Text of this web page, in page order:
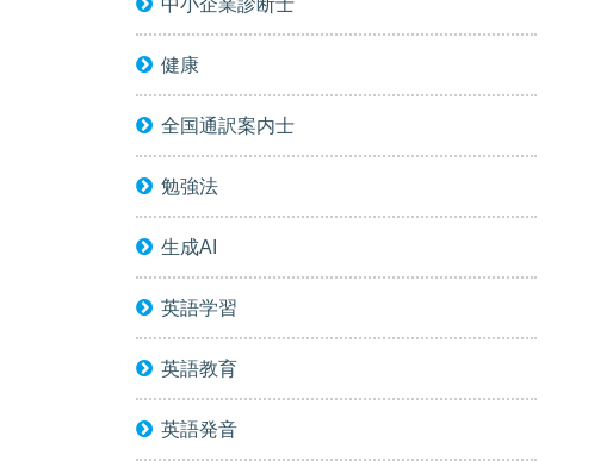
健康
全国通訳案内士
勉強法
生成AI
英語学習
英語教育
英語発音